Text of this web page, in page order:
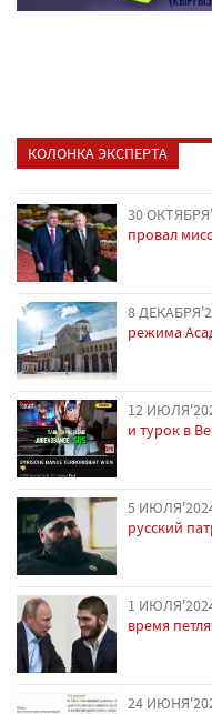
КОЛОНКА ЭКСПЕРТА
30
провал
8
режима
12
и турок в
5
русский
1
время
24